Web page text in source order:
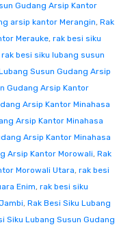
Gudang Arsip Kantor
arsip kantor Merangin, Rak
Merauke, rak besi siku
rak besi siku lubang susun
Susun Gudang Arsip
Gudang Arsip Kantor
Arsip Kantor Minahasa
Arsip Kantor Minahasa
Arsip Kantor Minahasa
Arsip Kantor Morowali, Rak
Morowali Utara, rak besi
Enim, rak besi siku
, Rak Besi Siku Lubang
Siku Lubang Susun Gudang